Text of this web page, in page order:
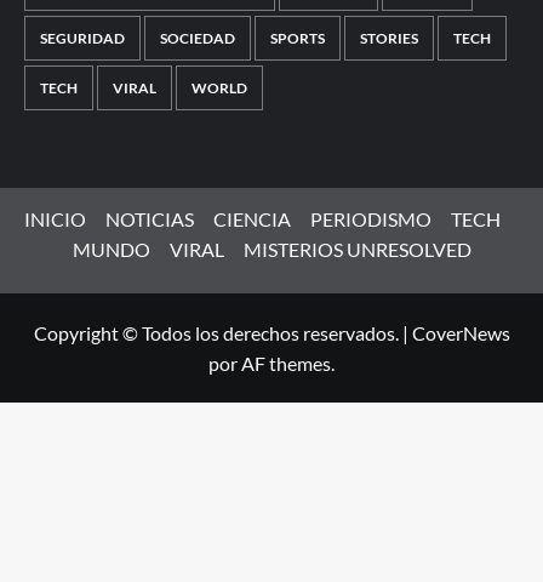
SEGURIDAD SOCIEDAD SPORTS STORIES TECH
TECH VIRAL WORLD
INICIO NOTICIAS CIENCIA PERIODISMO
TECH
MUNDO
VIRAL MISTERIOS UNRESOLVED
Copyright © Todos los derechos reservados. | CoverNews
por AF themes.